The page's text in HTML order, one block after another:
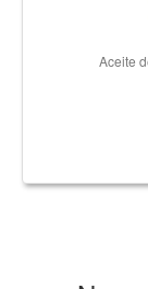
Aceite